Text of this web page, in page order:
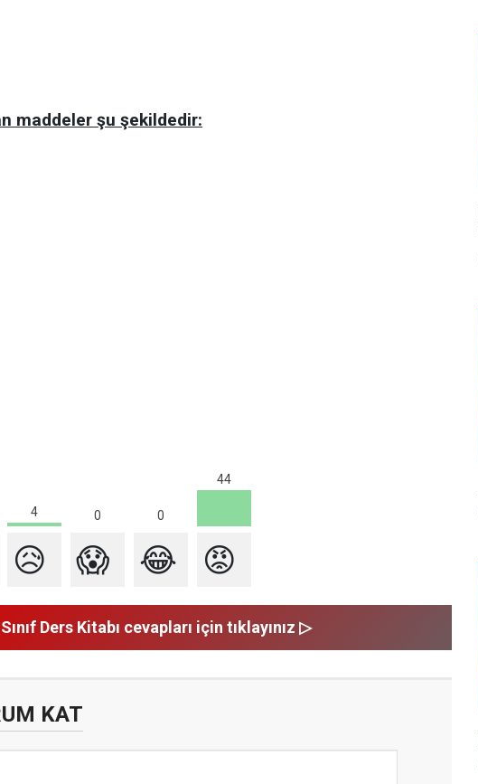
maddeler şu şekildedir:
4 0 0
44
😥 😱 😂 😡
Ders Kitabı cevapları için tıklayınız ▷
KAT